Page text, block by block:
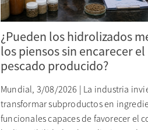
¿Pueden los hidrolizados
los piensos sin encarecer el
pescado producido?
Mundial, 3/08/2026 | La industria
transformar subproductos en
funcionales capaces de favorecer el